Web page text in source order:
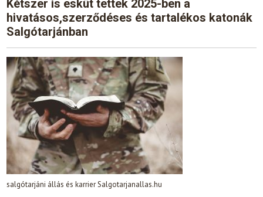
Kétszer is esküt tettek 2025-ben a
hivatásos,szerződéses és tartalékos katonák
Salgótarjánban
salgótarjáni állás és karrier Salgotarjanallas.hu